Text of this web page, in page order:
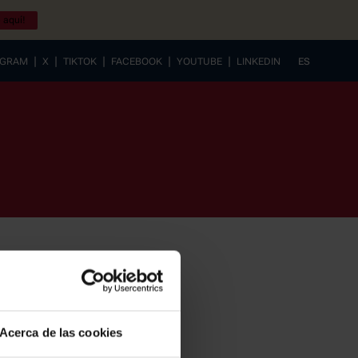
Acerca de las cookies
aquí!
| X | TIKTOK | FACEBOOK | YOUTUBE | LINKEDIN
ES